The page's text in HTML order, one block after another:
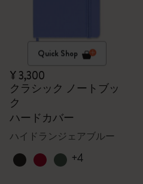
Quick Shop
¥ 3,300
クラシック ノートブッ
ク
ハードカバー
ハイドランジェアブルー
+4